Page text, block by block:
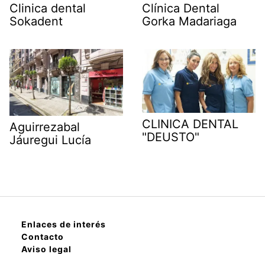
Clinica dental
Sokadent
Clínica Dental
Gorka Madariaga
Aguirrezabal
Jáuregui Lucía
CLINICA DENTAL
"DEUSTO"
Enlaces de interés
Contacto
Aviso legal